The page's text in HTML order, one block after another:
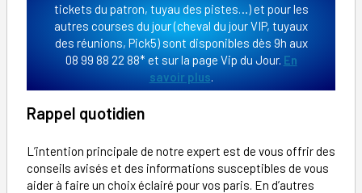
tickets du patron, tuyau des pistes…) et pour les
autres courses du jour (cheval du jour VIP, tuyaux
des réunions, Pick5) sont disponibles dès 9h aux
08 99 88 22 88* et sur la page Vip du Jour. En
savoir plus.
Rappel quotidien
L’intention principale de notre expert est de vous offrir des
conseils avisés et des informations susceptibles de vous
aider à faire un choix éclairé pour vos paris. En d’autres